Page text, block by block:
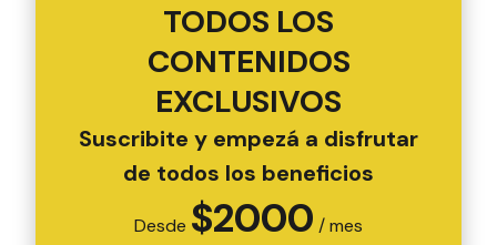
TODOS LOS
CONTENIDOS
EXCLUSIVOS
Suscribite y empezá a disfrutar
de todos los beneficios
Desde $2000 / mes